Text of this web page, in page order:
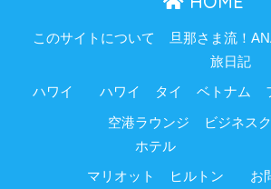
このサイトについて 旦那さま流！
ハワイ
旅日記
ハワイ タイ ベトナム
空港ラウンジ
ビジネス
ホテル
マリオット ヒルトン お